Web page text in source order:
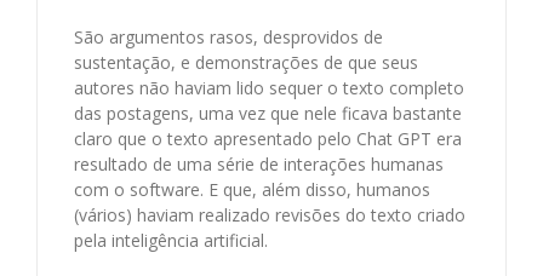
São argumentos rasos, desprovidos de
sustentação, e demonstrações de que seus
autores não haviam lido sequer o texto completo
das postagens, uma vez que nele ficava bastante
claro que o texto apresentado pelo Chat GPT era
resultado de uma série de interações humanas
com o software. E que, além disso, humanos
(vários) haviam realizado revisões do texto criado
pela inteligência artificial.